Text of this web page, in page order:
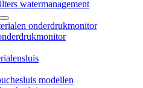
watermanagement
onderdrukmonitor
modellen